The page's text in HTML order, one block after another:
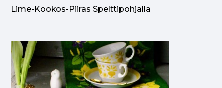
Lime-Kookos-Piiras Spelttipohjalla